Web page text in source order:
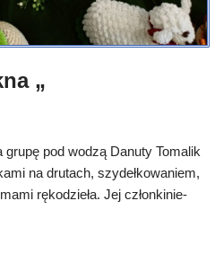
„
grupę pod wodzą Danuty Tomalik
na drutach, szydełkowaniem,
rękodzieła. Jej członkinie-